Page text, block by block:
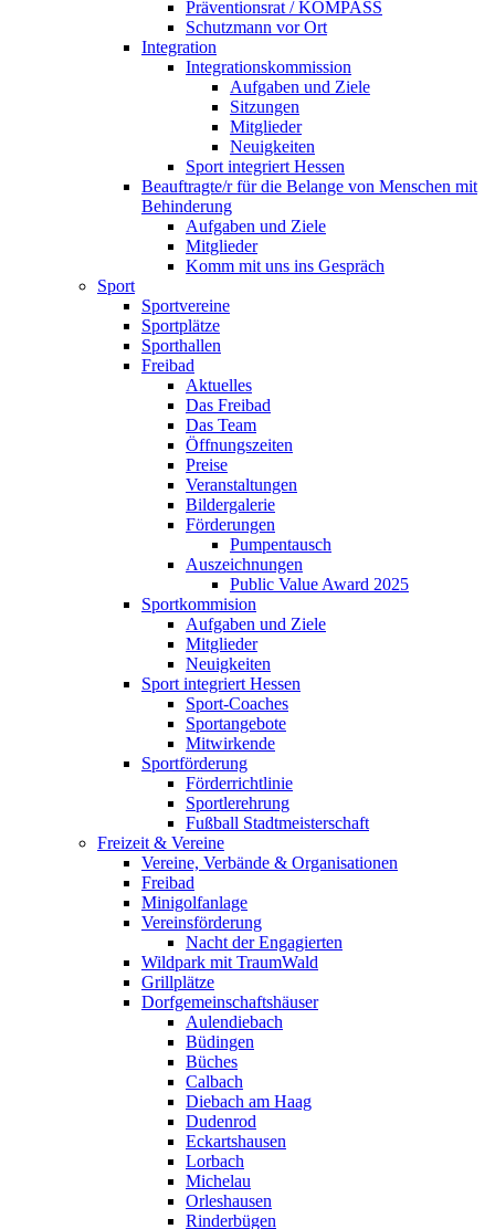
Präventionsrat / KOMPASS
Schutzmann vor Ort
Integration
Integrationskommission
Aufgaben und Ziele
Sitzungen
Mitglieder
Neuigkeiten
Sport integriert Hessen
Beauftragte/r für die Belange von Menschen mit
Behinderung
Aufgaben und Ziele
Mitglieder
Komm mit uns ins Gespräch
Sport
Sportvereine
Sportplätze
Sporthallen
Freibad
Aktuelles
Das Freibad
Das Team
Öffnungszeiten
Preise
Veranstaltungen
Bildergalerie
Förderungen
Pumpentausch
Auszeichnungen
Public Value Award 2025
Sportkommision
Aufgaben und Ziele
Mitglieder
Neuigkeiten
Sport integriert Hessen
Sport-Coaches
Sportangebote
Mitwirkende
Sportförderung
Förderrichtlinie
Sportlerehrung
Fußball Stadtmeisterschaft
Freizeit & Vereine
Vereine, Verbände & Organisationen
Freibad
Minigolfanlage
Vereinsförderung
Nacht der Engagierten
Wildpark mit TraumWald
Grillplätze
Dorfgemeinschaftshäuser
Aulendiebach
Büdingen
Büches
Calbach
Diebach am Haag
Dudenrod
Eckartshausen
Lorbach
Michelau
Orleshausen
Rinderbügen